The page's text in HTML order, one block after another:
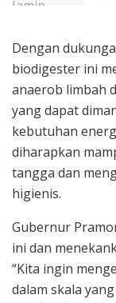
Dengan
biodigester ini
anaerob limbah
yang dapat
kebutuhan
diharapkan
tangga dan
higienis.
Gubernur
ini dan
“Kita ingin
dalam skala